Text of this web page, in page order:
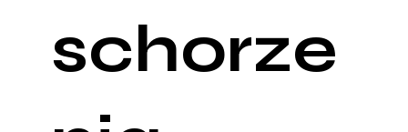
schorze